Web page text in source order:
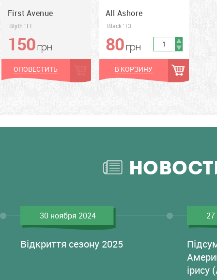
First Avenue
Blyth '11
грн
150грн
ОПОВЕСТИТЬ
All Ashore
Black '13
грн
80грн
В КОРЗИНУ
30 ноября 2024
Відкриття сезону 2025
ірису